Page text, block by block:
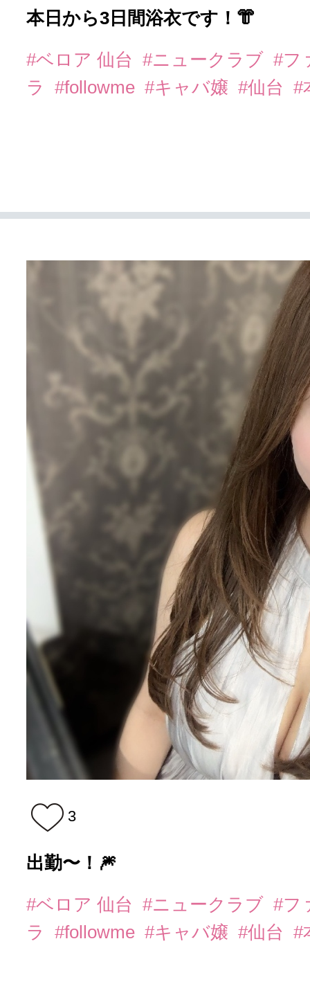
本日から3日間浴衣です！👘
#ベロア 仙台 #ニュークラブ #フ
ラ
#followme #キャバ嬢 #仙台 #
3
出勤〜！🎆
#ベロア 仙台 #ニュークラブ #フ
ラ
#followme #キャバ嬢 #仙台 #